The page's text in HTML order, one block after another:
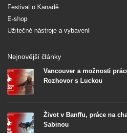
Festival o Kanadě
E-shop
Užitečné nástroje a vybavení
Nejnovější články
Vancouver a možnosti
Rozhovor s Luckou
Život v Banffu, práce na
Sabinou